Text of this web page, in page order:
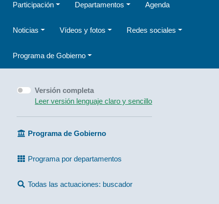
Participación Departamentos Agenda
Noticias Vídeos y fotos Redes sociales
Programa de Gobierno
Versión completa
Leer versión lenguaje claro y sencillo
Programa de Gobierno
Programa por departamentos
Todas las actuaciones: buscador